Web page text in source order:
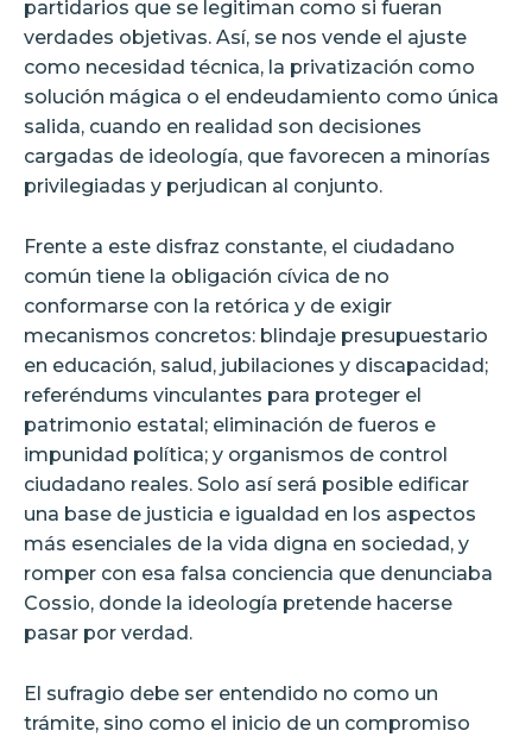
partidarios que se legitiman como si fueran
verdades objetivas. Así, se nos vende el ajuste
como necesidad técnica, la privatización como
solución mágica o el endeudamiento como única
salida, cuando en realidad son decisiones
cargadas de ideología, que favorecen a minorías
privilegiadas y perjudican al conjunto.
Frente a este disfraz constante, el ciudadano
común tiene la obligación cívica de no
conformarse con la retórica y de exigir
mecanismos concretos: blindaje presupuestario
en educación, salud, jubilaciones y discapacidad;
referéndums vinculantes para proteger el
patrimonio estatal; eliminación de fueros e
impunidad política; y organismos de control
ciudadano reales. Solo así será posible edificar
una base de justicia e igualdad en los aspectos
más esenciales de la vida digna en sociedad, y
romper con esa falsa conciencia que denunciaba
Cossio, donde la ideología pretende hacerse
pasar por verdad.
El sufragio debe ser entendido no como un
trámite, sino como el inicio de un compromiso